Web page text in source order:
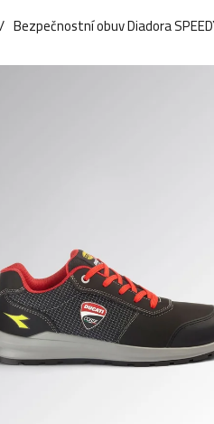
Bezpečnostní obuv Diadora